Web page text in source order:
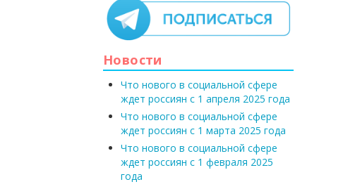
Новости
Что нового в социальной сфере
ждет россиян с 1 апреля 2025 года
Что нового в социальной сфере
ждет россиян с 1 марта 2025 года
Что нового в социальной сфере
ждет россиян с 1 февраля 2025
года